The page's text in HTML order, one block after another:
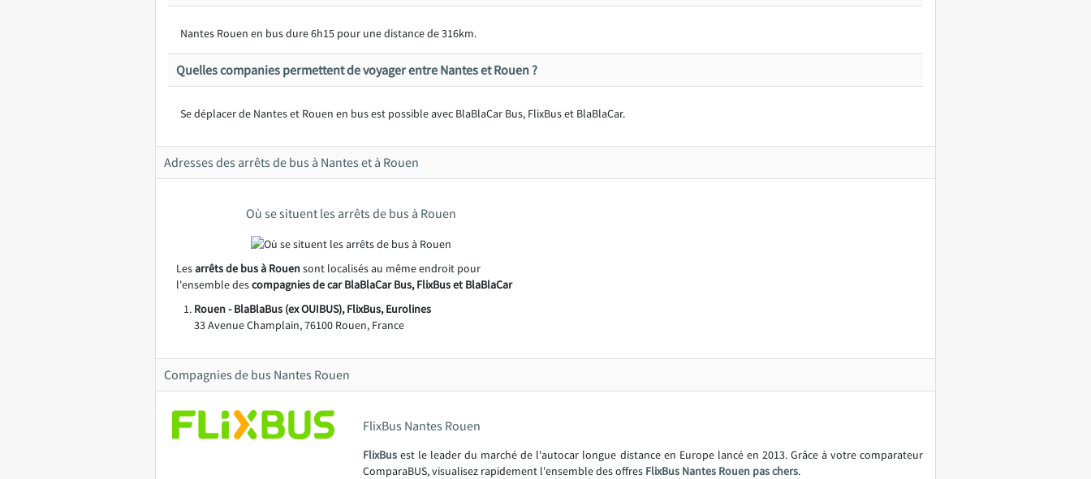
Nantes Rouen en bus dure 6h15 pour une distance de 316km.
Quelles companies permettent de voyager entre Nantes et Rouen ?
Se déplacer de Nantes et Rouen en bus est possible avec BlaBlaCar Bus, FlixBus et BlaBlaCar.
Adresses des arrêts de bus à Nantes et à Rouen
Où se situent les arrêts de bus à Rouen
Lesarrêts de bus à Rouensont localisés au même endroit pour
l'ensemble descompagnies de car BlaBlaCar Bus, FlixBus et BlaBlaCar
Rouen - BlaBlaBus (ex OUIBUS), FlixBus, Eurolines
33 Avenue Champlain, 76100 Rouen, France
Compagnies de bus Nantes Rouen
FlixBus Nantes Rouen
FlixBus est le leader du marché de l'autocar longue distance en Europe lancé en 2013. Grâce à votre comparateur
ComparaBUS, visualisez rapidement l'ensemble des offres FlixBus Nantes Rouen pas chers.